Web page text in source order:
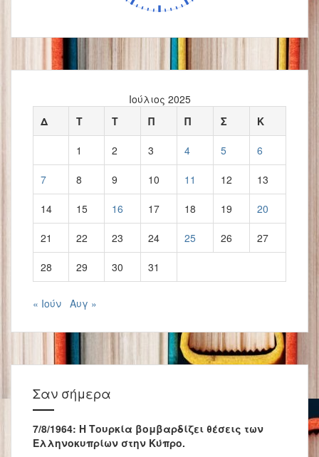
Ιούλιος 2025
Δ
Τ Τ Π Π Σ Κ
1 2 3 4 5 6
7 8 9 10 11 12 13
14 15 16 17 18 19 20
21 22 23 24 25 26 27
28 29 30 31
« Ιούν Αυγ »
Σαν σήμερα
7/8/1964: Η Τουρκία βομβαρδίζει θέσεις των
Ελληνοκυπρίων στην Κύπρο.